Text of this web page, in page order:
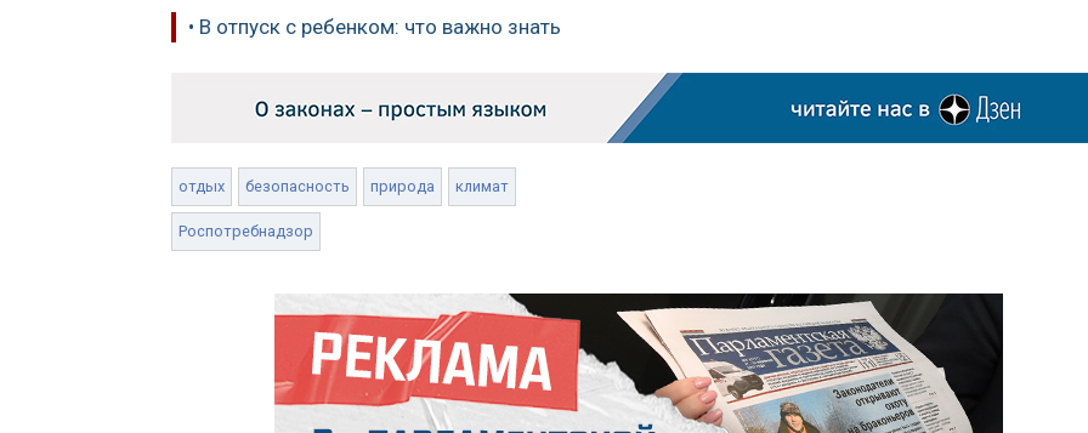
• В отпуск с ребенком: что важно знать
отдых безопасность природа климат
Роспотребнадзор